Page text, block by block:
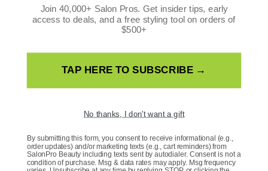
de
paiement
Langue
Français
Join 40,000+ Salon Pros. Get insider tips, early
access to deals, and a free styling tool on orders of
$500+
TAP HERE TO SUBSCRIBE →
No thanks, I don't want a gift
By submitting this form, you consent to receive informational (e.g.,
order updates) and/or marketing texts (e.g., cart reminders) from
SalonPro Beauty including texts sent by autodialer. Consent is not a
condition of purchase. Msg & data rates may apply. Msg frequency